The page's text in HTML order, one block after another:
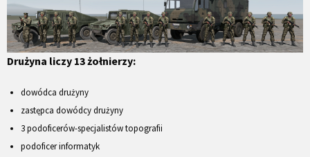
Drużyna liczy 13 żołnierzy:
dowódca drużyny
zastępca dowódcy drużyny
3 podoficerów-specjalistów topografii
podoficer informatyk